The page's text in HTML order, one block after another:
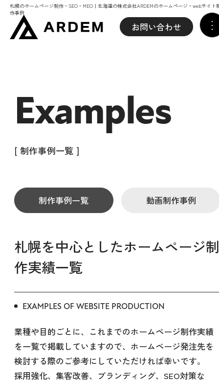
札幌のホームページ制作・SEO・MEO｜北海道の株式会社ARDEMのホームページ・webサイト
作事例
お問い合わせ
Examples
[ 制作事例一覧 ]
制作事例一覧 動画制作事例
札幌を中心としたホームページ制
作実績一覧
EXAMPLES OF WEBSITE PRODUCTION
業種や目的ごとに、これまでのホームページ制作実績
を一覧で掲載していますので、ホームページ発注先を
検討する際のご参考にしていただければ幸いです。
採用強化、集客改善、ブランディング、SEO対策な